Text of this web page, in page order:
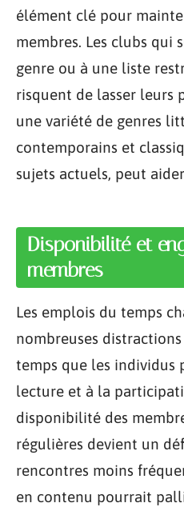
élément clé pour
membres. Les clubs qui
genre ou à une liste
risquent de lasser leurs
une variété de genres
contemporains et
sujets actuels, peut
Disponibilité et
membres
Les emplois du temps
nombreuses
temps que les individus
lecture et à la
disponibilité des
régulières devient un
rencontres moins
en contenu pourrait